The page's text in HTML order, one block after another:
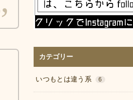
カテゴリー
いつもとは違う系 6